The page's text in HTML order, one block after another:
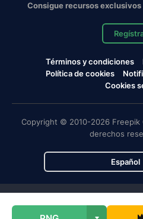
Consigue recursos
Términos y condiciones
Política de cookies
Cookies
Copyright © 2010-2026 Freepik
derechos
Español